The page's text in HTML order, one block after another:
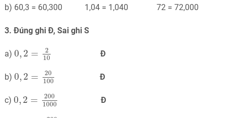
b) 60,3 = 60,300 1,04 = 1,040 72 = 72,000
3. Đúng ghi Đ, Sai ghi S
a) 0, 2 =
2
10
0 2 10
Đ
b) 0, 2 =
20
100
0 2 100
Đ
c) 0, 2 =
200
1000
0 2 2001000
Đ